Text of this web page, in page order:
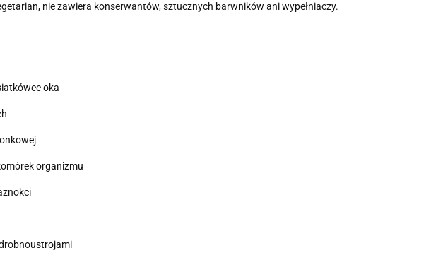
nie zawiera konserwantów, sztucznych barwników ani wypełniaczy.
oka
organizmu